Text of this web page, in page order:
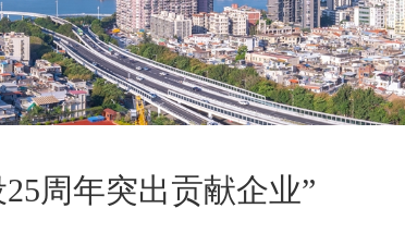
周年突出贡献企业”